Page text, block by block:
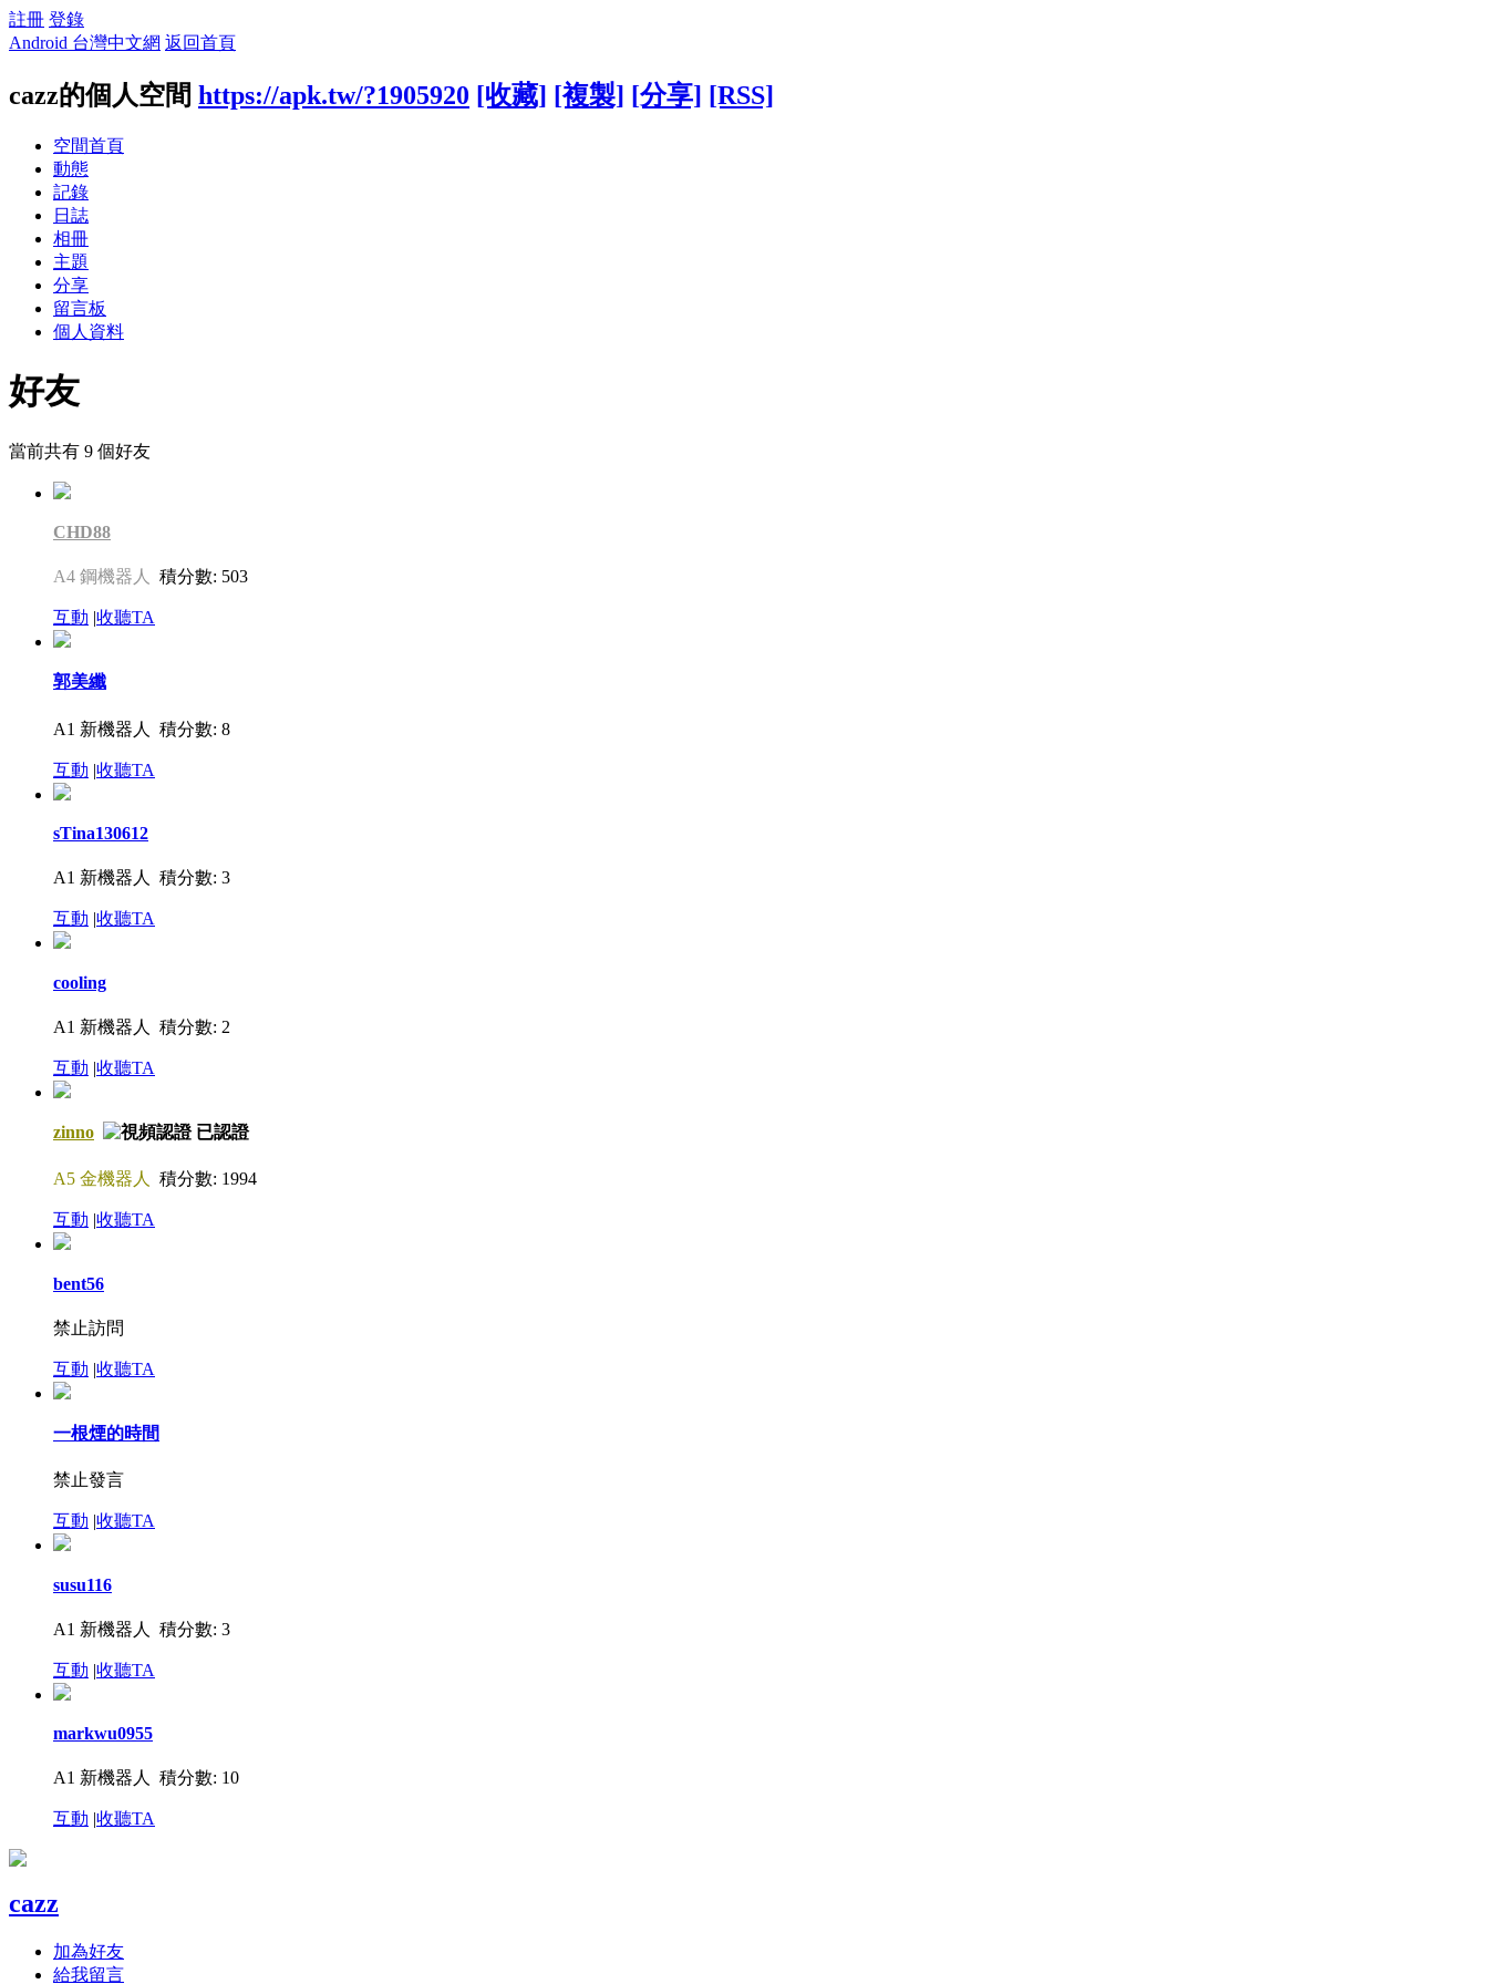
註冊 登錄
Android 台灣中文網 返回首頁
cazz的個人空間 https://apk.tw/?1905920 [收藏] [複製] [分享] [RSS]
空間首頁
動態
記錄
日誌
相冊
主題
分享
留言板
個人資料
好友
當前共有 9 個好友
CHD88
A4 鋼機器人 積分數: 503
互動 |收聽TA
郭美纖
A1 新機器人 積分數: 8
互動 |收聽TA
sTina130612
A1 新機器人 積分數: 3
互動 |收聽TA
cooling
A1 新機器人 積分數: 2
互動 |收聽TA
zinno
A5 金機器人 積分數: 1994
互動 |收聽TA
bent56
禁止訪問
互動 |收聽TA
一根煙的時間
禁止發言
互動 |收聽TA
susu116
A1 新機器人 積分數: 3
互動 |收聽TA
markwu0955
A1 新機器人 積分數: 10
互動 收聽TA
cazz
加為好友
給我留言